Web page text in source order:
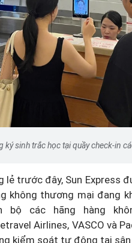
ký sinh trắc học tại quầy check-in
lẻ trước đây, Sun
không thương mại đang
bộ các hãng hàng
Airlines, VASCO và
kiểm soát tự động tại sân
các biến thể
người có